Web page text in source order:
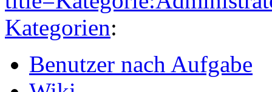
Kategorien:
Benutzer nach Aufgabe